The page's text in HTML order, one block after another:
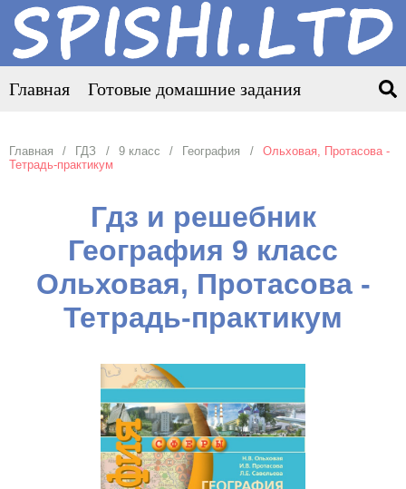
Главная Готовые домашние задания
Главная ГДЗ 9 класс География
Ольховая, Протасова -
Тетрадь-практикум
Гдз и решебник
География 9 класс
Ольховая, Протасова -
Тетрадь-практикум